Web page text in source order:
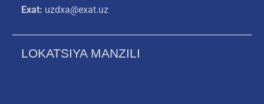
Exat: uzdxa@exat.uz
LOKATSIYA MANZILI